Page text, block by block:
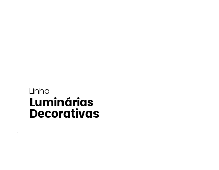
Linha
Luminárias
Decorativas